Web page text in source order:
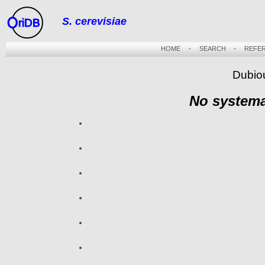
riDB S. cerevisiae
HOME- SEARCH -
No